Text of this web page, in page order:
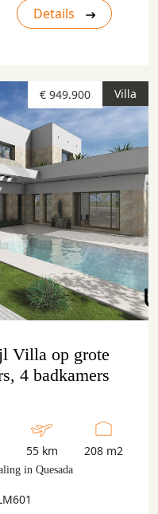
Details
Villa
€ 949.900
Villa op grote
4 badkamers
55 km 208 m2
in Quesada